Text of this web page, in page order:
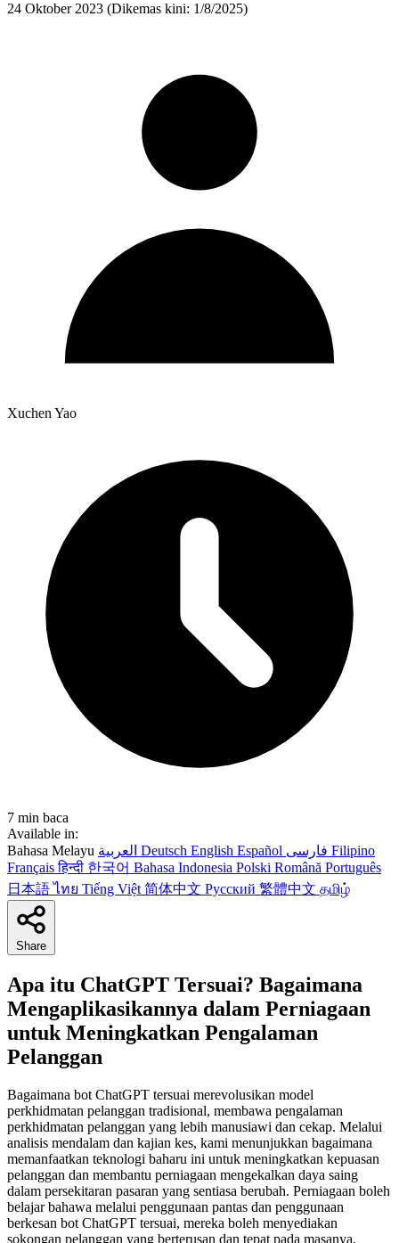
24 Oktober 2023 (Dikemas kini: 1/8/2025)
Xuchen Yao
7 min baca
Available in:
Bahasa Melayu
Deutsch English Español
Filipino
Françaisहिन्दी 한국어 Bahasa Indonesia Polski Română Português
日本語ไทย Tiếng Việt 简体中文 Русский 繁體中文 தமிழ்
Share
Apa itu ChatGPT Tersuai? Bagaimana
Mengaplikasikannya dalam Perniagaan
untuk Meningkatkan Pengalaman
Pelanggan
Bagaimana bot ChatGPT tersuai merevolusikan model
perkhidmatan pelanggan tradisional, membawa pengalaman
perkhidmatan pelanggan yang lebih manusiawi dan cekap. Melalui
analisis mendalam dan kajian kes, kami menunjukkan bagaimana
memanfaatkan teknologi baharu ini untuk meningkatkan kepuasan
pelanggan dan membantu perniagaan mengekalkan daya saing
dalam persekitaran pasaran yang sentiasa berubah. Perniagaan boleh
belajar bahawa melalui penggunaan pantas dan penggunaan
berkesan bot ChatGPT tersuai, mereka boleh menyediakan
sokongan pelanggan yang berterusan dan tepat pada masanya,